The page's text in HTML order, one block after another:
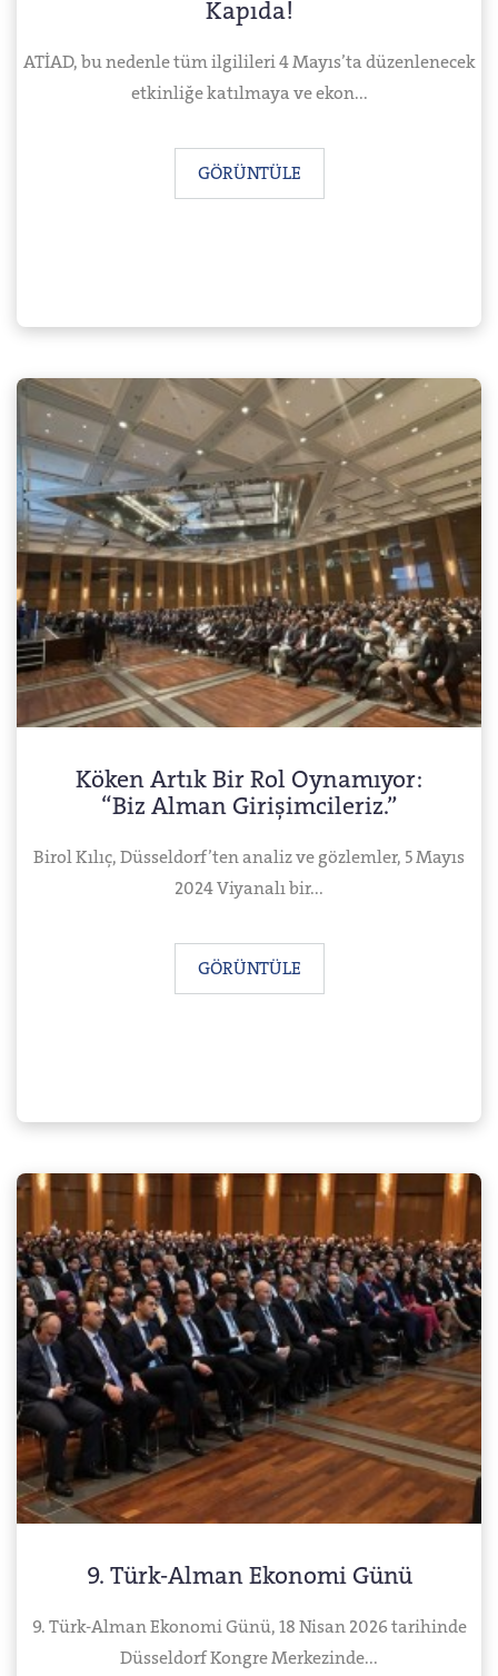
Kapıda!
ATİAD, bu nedenle tüm ilgilileri 4 Mayıs’ta düzenlenecek
etkinliğe katılmaya ve ekon...
GÖRÜNTÜLE
Köken Artık Bir Rol Oynamıyor:
“Biz Alman Girişimcileriz.”
Birol Kılıç, Düsseldorf’ten analiz ve gözlemler, 5 Mayıs
2024 Viyanalı bir...
GÖRÜNTÜLE
9. Türk-Alman Ekonomi Günü
9. Türk-Alman Ekonomi Günü, 18 Nisan 2026 tarihinde
Düsseldorf Kongre Merkezinde...